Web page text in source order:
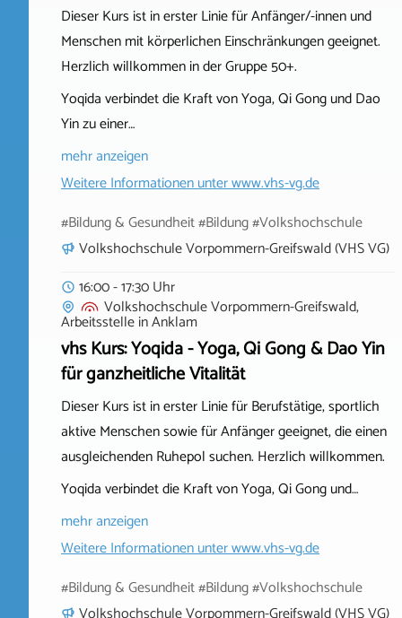
Dieser Kurs ist in erster Linie für Anfänger/-innen und
Menschen mit körperlichen Einschränkungen geeignet.
Herzlich willkommen in der Gruppe 50+.
Yoqida verbindet die Kraft von Yoga, Qi Gong und Dao
Yin zu einer…
mehr anzeigen
Weitere Informationen unterwww.vhs-vg.de
#Bildung & Gesundheit #Bildung #Volkshochschule
Volkshochschule Vorpommern-Greifswald (VHS VG)
16:00 - 17:30 Uhr
Volkshochschule Vorpommern-Greifswald,
ArbeitsstelleinAnklam
vhs Kurs: Yoqida - Yoga, Qi Gong & Dao Yin
für ganzheitliche Vitalität
Dieser Kurs ist in erster Linie für Berufstätige, sportlich
aktive Menschen sowie für Anfänger geeignet, die einen
ausgleichenden Ruhepol suchen. Herzlich willkommen.
Yoqida verbindet die Kraft von Yoga, Qi Gong und…
mehr anzeigen
Weitere Informationen unterwww.vhs-vg.de
#Bildung & Gesundheit #Bildung #Volkshochschule